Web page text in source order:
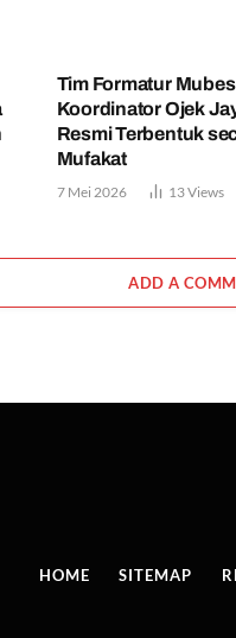
Tim Formatur Mubes
Koordinator Ojek
Resmi Terbentuk
Mufakat
7 Mei 2026 13Views
ADD A
HOME SITEMAP